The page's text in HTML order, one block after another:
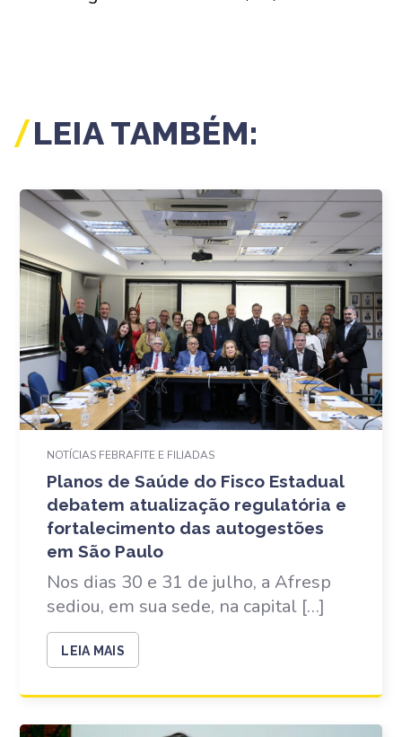
LEIA TAMBÉM:
NOTÍCIAS FEBRAFITE E FILIADAS
Planos de Saúde do Fisco Estadual
debatem atualização regulatória e
fortalecimento das autogestões
em São Paulo
Nos dias 30 e 31 de julho, a Afresp
sediou, em sua sede, na capital […]
LEIA MAIS